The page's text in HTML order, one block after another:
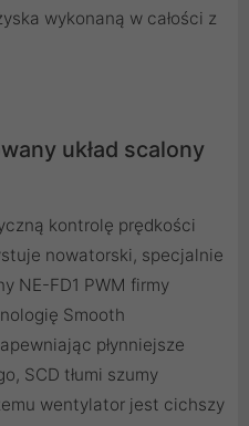
wykonaną w całości z
układ scalony
kontrolę prędkości
nowatorski, specjalnie
NE-FD1 PWM firmy
Smooth
płynniejsze
SCD tłumi szumy
wentylator jest cichszy